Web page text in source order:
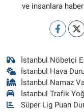
ve insanlara
İstanbul Nöbetçi
İstanbul Hava
İstanbul Namaz
İstanbul Trafik
Süper Lig Puan